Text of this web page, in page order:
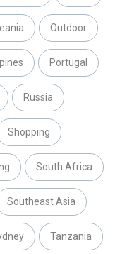
Outdoor
Portugal
Russia
Shopping
South Africa
Southeast Asia
Tanzania